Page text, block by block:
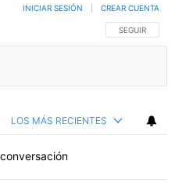
SIGA ESTA
SEGUIR
INICIAR SESIÓN CREAR CUENTA
LOS MÁS RECIENTES